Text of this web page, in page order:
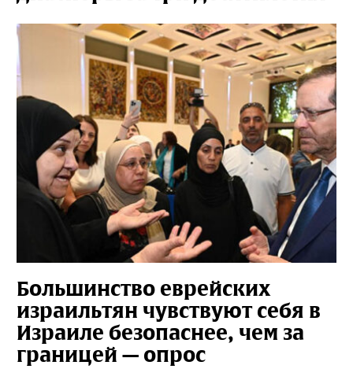
Большинство еврейских
израильтян чувствуют себя в
Израиле безопаснее, чем за
границей — опрос